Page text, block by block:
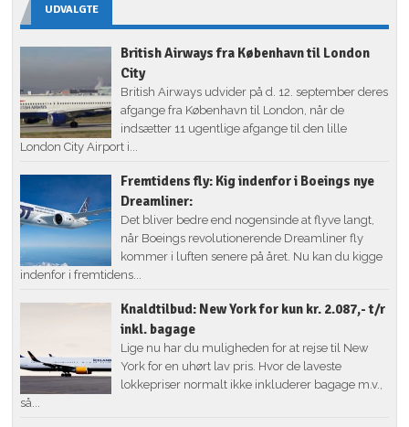
UDVALGTE
British Airways fra København til London
City
British Airways udvider på d. 12. september deres
afgange fra København til London, når de
indsætter 11 ugentlige afgange til den lille
London City Airport i...
Fremtidens fly: Kig indenfor i Boeings nye
Dreamliner:
Det bliver bedre end nogensinde at flyve langt,
når Boeings revolutionerende Dreamliner fly
kommer i luften senere på året. Nu kan du kigge
indenfor i fremtidens...
Knaldtilbud: New York for kun kr. 2.087,- t/r
inkl. bagage
Lige nu har du muligheden for at rejse til New
York for en uhørt lav pris. Hvor de laveste
lokkepriser normalt ikke inkluderer bagage m.v.,
så...